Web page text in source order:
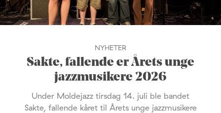
NYHETER
Sakte, fallende er Årets unge
jazzmusikere 2026
Under Moldejazz tirsdag 14. juli ble bandet
Sakte, fallende kåret til Årets unge jazzmusikere